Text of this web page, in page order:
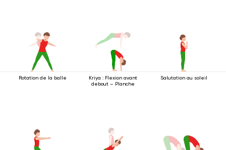
Rotation de la balle
Kriya : Flexion avant
debout – Planche
Salutation au soleil